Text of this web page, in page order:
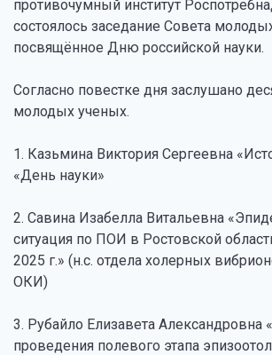
противочумный институт
состоялось заседание Совета
посвящённое Дню российской науки.
Согласно повестке дня заслушано
молодых ученых.
1. Казьмина Виктория Сергеевна
«День науки»
2. Савина Изабелла Витальевна
ситуация по ПОИ в Ростовской
2025 г.» (н.с. отдела холерных
ОКИ)
3. Рубайло Елизавета Александровна
проведения полевого этапа